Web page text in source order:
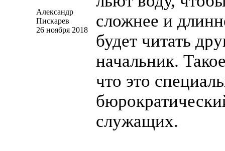
Александр
Пискарев
26 ноября 2018
сложнее и
будет читать
начальник.
что это
служащих.